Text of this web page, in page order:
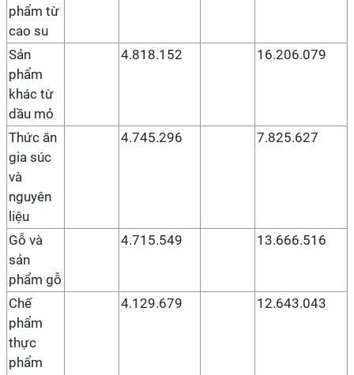
phẩm từ
cao su
Sản
phẩm
khác từ
dầu mỏ
4.818.152 16.206.079
Thức ăn
gia súc
và
nguyên
liệu
4.745.296 7.825.627
Gỗ và
sản
phẩm gỗ
4.715.549 13.666.516
Chế
phẩm
thực
phẩm
4.129.679 12.643.043